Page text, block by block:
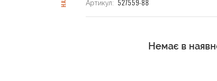
Артикул: 527559-88
Немає в